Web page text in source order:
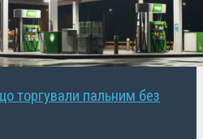
торгували пальним без